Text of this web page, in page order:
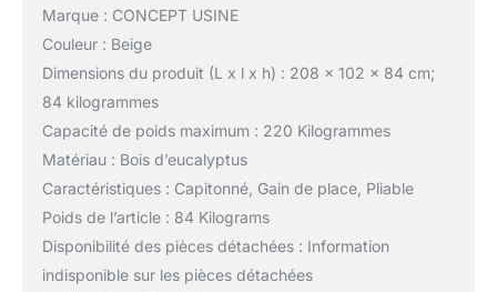
Marque : CONCEPT USINE
Couleur : Beige
Dimensions du produit (L x l x h) : 208 x 102 x 84 cm;
84 kilogrammes
Capacité de poids maximum : 220 Kilogrammes
Matériau : Bois d’eucalyptus
Caractéristiques : Capitonné, Gain de place, Pliable
Poids de l’article : 84 Kilograms
Disponibilité des pièces détachées : Information
indisponible sur les pièces détachées